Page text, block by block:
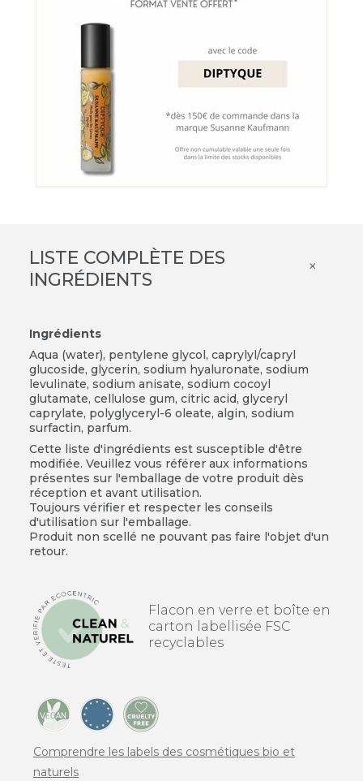
LISTE COMPLÈTE DES
INGRÉDIENTS
×
Ingrédients
Aqua (water), pentylene glycol, caprylyl/capryl
glucoside, glycerin, sodium hyaluronate, sodium
levulinate, sodium anisate, sodium cocoyl
glutamate, cellulose gum, citric acid, glyceryl
caprylate, polyglyceryl-6 oleate, algin, sodium
surfactin, parfum.
Cette liste d'ingrédients est susceptible d'être
modifiée. Veuillez vous référer aux informations
présentes sur l'emballage de votre produit dès
réception et avant utilisation.
Toujours vérifier et respecter les conseils
d'utilisation sur l'emballage.
Produit non scellé ne pouvant pas faire l'objet d'un
retour.
Flacon en verre et boîte en
carton labellisée FSC
recyclables
Comprendre les labels des cosmétiques bio et
naturels